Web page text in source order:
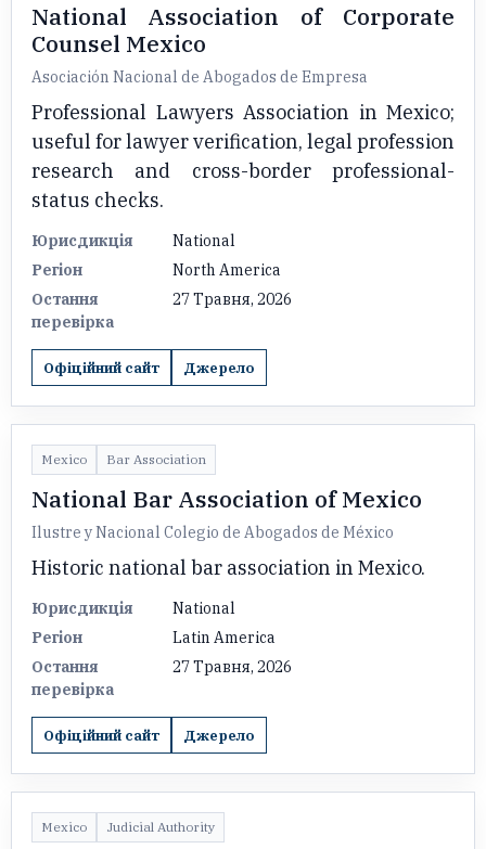
National Association of Corporate
Counsel Mexico
Asociación Nacional de Abogados de Empresa
Professional Lawyers Association in Mexico;
useful for lawyer verification, legal profession
research and cross-border professional-
status checks.
Юрисдикція
National
Регіон
North America
Остання
перевірка
27 Травня, 2026
Офіційний сайт Джерело
Mexico Bar Association
National Bar Association of Mexico
Ilustre y Nacional Colegio de Abogados de México
Historic national bar association in Mexico.
Юрисдикція
National
Регіон
Latin America
Остання
перевірка
27 Травня, 2026
Офіційний сайт Джерело
Mexico Judicial Authority